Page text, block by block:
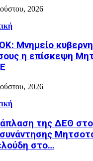
2026
Μνημείο
η επίσκεψη
2026
της ΔΕΘ
στο…